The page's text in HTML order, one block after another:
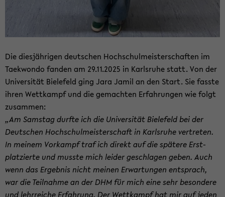
Die dies­jäh­ri­gen deut­schen Hoch­schul­meis­ter­schaf­ten im
Tae­kwon­do fan­den am 29.11.2025 in Karls­ru­he statt. Von der
Uni­ver­si­tät Bie­le­feld ging Jara Jamil an den Start. Sie fass­te
ihren Wett­kampf und die ge­mach­ten Er­fah­run­gen wie folgt
zu­sam­men:
„Am Sams­tag durf­te ich die Uni­ver­si­tät Bie­le­feld bei der
Deut­schen Hoch­schul­meis­ter­schaft in Karls­ru­he ver­tre­ten.
In mei­nem Vor­kampf traf ich di­rekt auf die spä­te­re Erst­
plat­zier­te und muss­te mich lei­der ge­schla­gen geben. Auch
wenn das Er­geb­nis nicht mei­nen Er­war­tun­gen ent­sprach,
war die Teil­nah­me an der DHM für mich eine sehr be­son­de­re
und lehr­rei­che Er­fah­rung. Der Wett­kampf hat mir auf jeden